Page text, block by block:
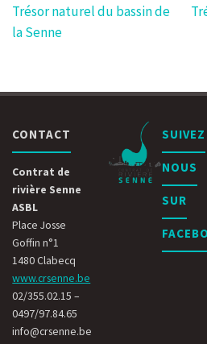
Trésor naturel du bassin de
la Senne
CONTACT
Contrat de
rivière Senne
ASBL
Place Josse
Goffin n°1
1480 Clabecq
www.crsenne.be
02/355.02.15 –
0497/97.84.65
info@crsenne.be
SUIVEZ
NOUS
SUR